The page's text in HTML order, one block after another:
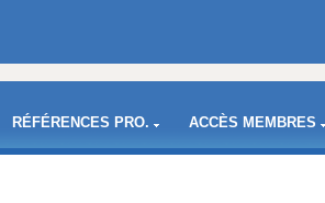
RÉFÉRENCES PRO. ACCÈS MEMBRES